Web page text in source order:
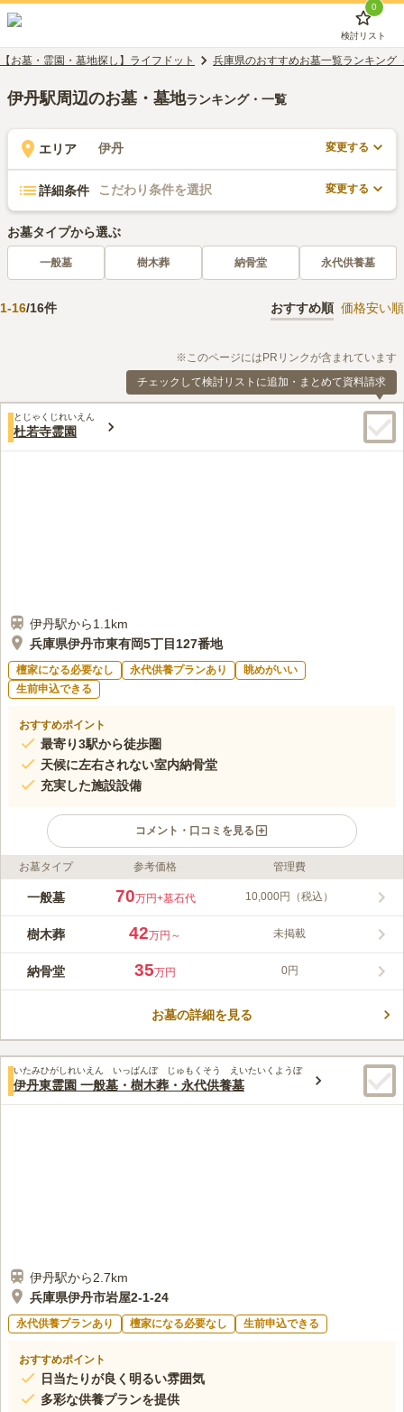
0
検討リスト
【お墓・霊園・墓地探し】ライフドット 兵庫県のおすすめお墓一覧ランキング
伊丹駅周辺のお墓・墓地ランキング・一覧
エリア 伊丹 変更する
詳細条件 こだわり条件を選択 変更する
お墓タイプから選ぶ
一般墓 樹木葬 納骨堂 永代供養墓
1-16/16件 おすすめ順 価格安い順
※このページにはPRリンクが含まれています
チェックして検討リストに追加・まとめて資料請求
とじゃくじれいえん
杜若寺霊園
伊丹駅から1.1km
兵庫県伊丹市東有岡5丁目127番地
檀家になる必要なし 永代供養プランあり
眺めがいい
生前申込できる
おすすめポイント
最寄り3駅から徒歩圏
天候に左右されない室内納骨堂
充実した施設設備
コメント・口コミを見る
ライフドット編集部のコメント
兵庫県伊丹市にある寺院霊園は、JR宝塚線、阪急伊丹線から近
園内には、伊丹市指定文化財とある頼山陽撰書の大塚鳩斎の墓碑
だけでなく、伊丹の俳人「梶 曲阜」の墓もあり有名な方と一緒
があり、歴史を感じさせます。 室内納骨堂は移動の楽なバリア
フリー仕様で、エレベーターや冷暖房も備わっています。快適に
お参りできるのも嬉しいポイントです。永代供養付きで、杜若寺
お墓の近くにスーパーがありお花やローソク、お供え物を購入す
ることができるので便利です。お墓の近くに食事するお店もあるので電話
予約して法事の時にいつも活用しています。
口コミの続きを読む
お墓タイプ 参考価格 管理費
一般墓 70万円+墓石代 10,000円（税込）
樹木葬 42万円～ 未掲載
納骨堂 35万円 0円
お墓の詳細を見る
いたみひがしれいえん いっぱんぼ じゅもくそう えいたいくようぼ
伊丹東霊園 一般墓・樹木葬・永代供養墓
伊丹駅から2.7km
兵庫県伊丹市岩屋2-1-24
永代供養プランあり 檀家になる必要なし 生前申込できる
おすすめポイント
日当たりが良く明るい雰囲気
多彩な供養プランを提供